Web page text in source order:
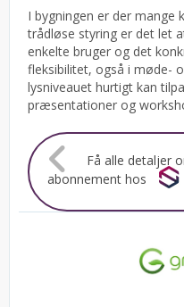
I bygningen er der mange
trådløse styring er det let
enkelte bruger og det
fleksibilitet, også i møde-
lysniveauet hurtigt kan
præsentationer og
Få alle detaljer
abonnement hos